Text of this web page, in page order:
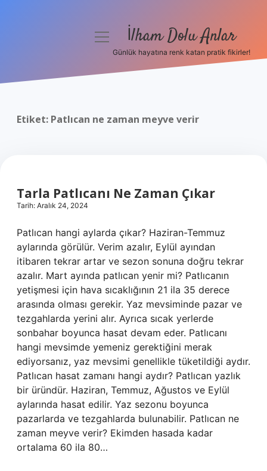
menüyü İlham Dolu Anlar
Günlük hayatına renk katan pratik fikirler!
Etiket: Patlıcan ne zaman meyve verir
Tarla Patlıcanı Ne Zaman Çıkar
Tarih: Aralık 24, 2024
Patlıcan hangi aylarda çıkar? Haziran-Temmuz
aylarında görülür. Verim azalır, Eylül ayından
itibaren tekrar artar ve sezon sonuna doğru tekrar
azalır. Mart ayında patlıcan yenir mi? Patlıcanın
yetişmesi için hava sıcaklığının 21 ila 35 derece
arasında olması gerekir. Yaz mevsiminde pazar ve
tezgahlarda yerini alır. Ayrıca sıcak yerlerde
sonbahar boyunca hasat devam eder. Patlıcanı
hangi mevsimde yemeniz gerektiğini merak
ediyorsanız, yaz mevsimi genellikle tüketildiği aydır.
Patlıcan hasat zamanı hangi aydır? Patlıcan yazlık
bir üründür. Haziran, Temmuz, Ağustos ve Eylül
aylarında hasat edilir. Yaz sezonu boyunca
pazarlarda ve tezgahlarda bulunabilir. Patlıcan ne
zaman meyve verir? Ekimden hasada kadar
ortalama 60 ila 80…